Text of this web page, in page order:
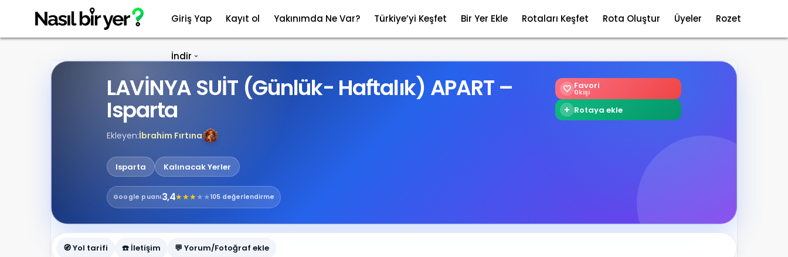
Giriş Yap Kayıt ol Yakınımda Ne Var? Türkiye’yi Keşfet Bir Yer Ekle Rotaları Keşfet Rota Oluştur Üyeler Rozet
İndir
LAVİNYA SUİT (Günlük- Haftalık) APART –
Isparta
Ekleyen:İbrahim Fırtına
Isparta Kalınacak Yerler
Google puanı3,4★★★★★105 değerlendirme
🤍 Favori
0kişi
+ Rotaya ekle
🧭 Yol tarifi ☎️ İletişim 💬 Yorum/Fotoğraf ekle